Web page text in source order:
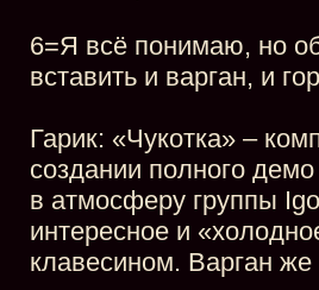
6=Я всё понимаю, но
вставить и варган, и
Гарик: «Чукотка» –
создании полного
в атмосферу группы
интересное и
клавесином. Варган